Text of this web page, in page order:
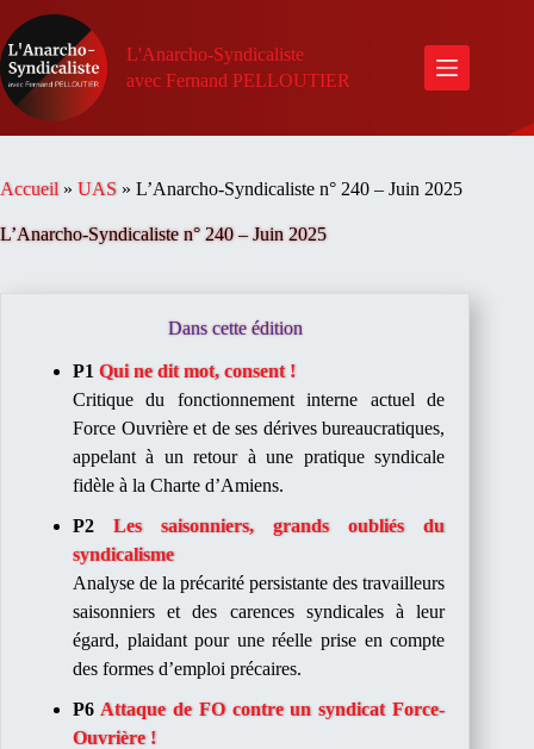
au
contenu
L'Anarcho-Syndicaliste
avec Fernand PELLOUTIER
Accueil » UAS » L’Anarcho-Syndicaliste n° 240 – Juin 2025
L’Anarcho-Syndicaliste n° 240 – Juin 2025
Dans cette édition
P1 Qui ne dit mot, consent !
Critique du fonctionnement interne actuel de
Force Ouvrière et de ses dérives bureaucratiques,
appelant à un retour à une pratique syndicale
fidèle à la Charte d’Amiens.​
P2Les saisonniers, grands oubliés du
syndicalisme
Analyse de la précarité persistante des travailleurs
saisonniers et des carences syndicales à leur
égard, plaidant pour une réelle prise en compte
des formes d’emploi précaires.​
P6 Attaque de FO contre un syndicat Force-
Ouvrière !